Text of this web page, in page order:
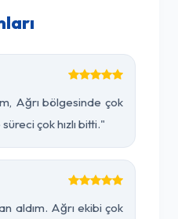
Ağrı bölgesinde çok
çok hızlı bitti."
aldım. Ağrı ekibi çok